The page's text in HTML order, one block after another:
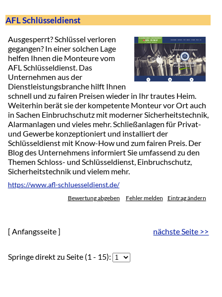
AFL Schlüsseldienst
Ausgesperrt? Schlüssel verloren
gegangen? In einer solchen Lage
helfen Ihnen die Monteure vom
AFL Schlüsseldienst. Das
Unternehmen aus der
Dienstleistungsbranche hilft Ihnen
schnell und zu fairen Preisen wieder in Ihr trautes Heim.
Weiterhin berät sie der kompetente Monteur vor Ort auch
in Sachen Einbruchschutz mit moderner Sicherheitstechnik,
Alarmanlagen und vieles mehr. Schließanlagen für Privat-
und Gewerbe konzeptioniert und installiert der
Schlüsseldienst mit Know-How und zum fairen Preis. Der
Blog des Unternehmens informiert Sie umfassend zu den
Themen Schloss- und Schlüsseldienst, Einbruchschutz,
Sicherheitstechnik und vielem mehr.
https://www.afl-schluesseldienst.de/
Bewertung abgeben Fehler melden Eintrag ändern
[ Anfangsseite ] nächste Seite >>
Springe direkt zu Seite (1 - 15):